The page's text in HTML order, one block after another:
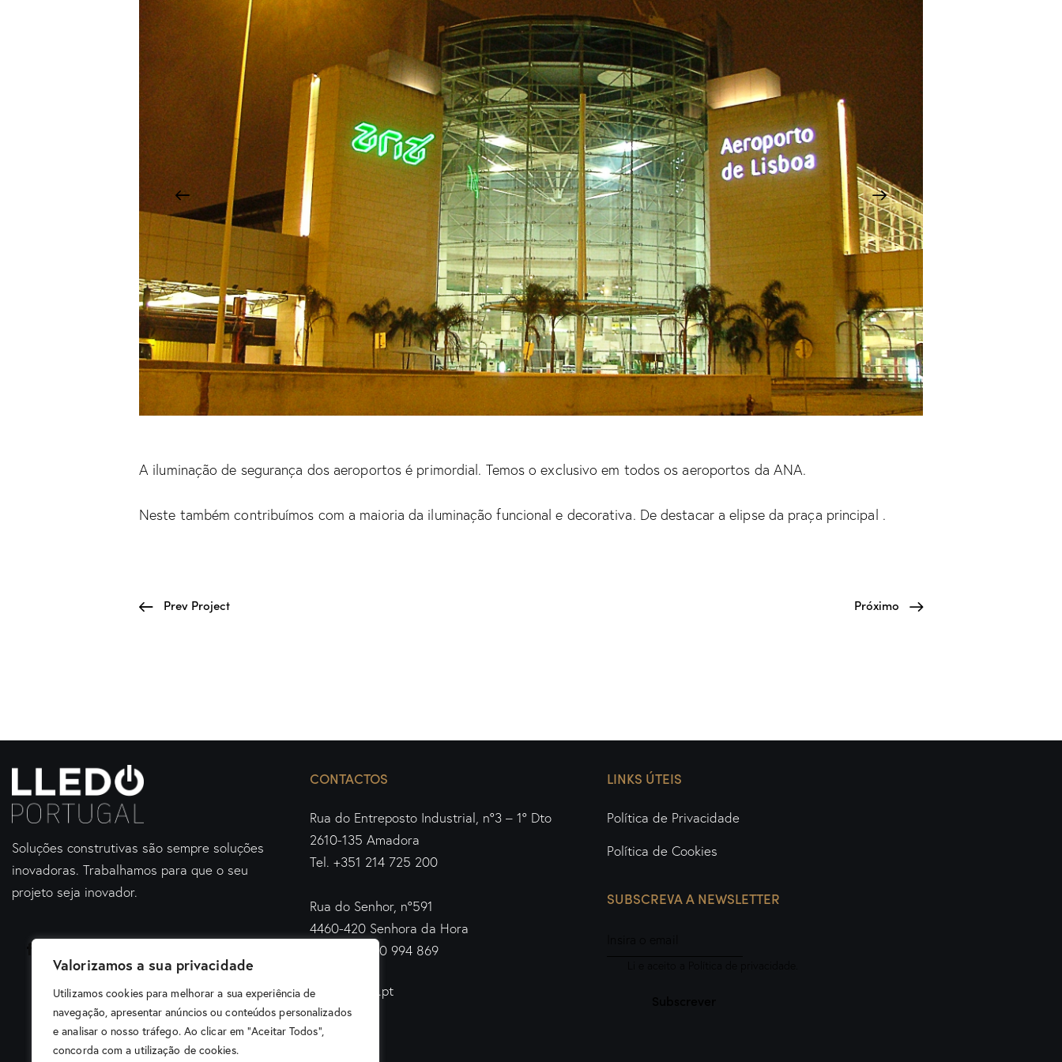
Valorizamos a sua privacidade
Utilizamos cookies para melhorar a sua experiência de
navegação, apresentar anúncios ou conteúdos personalizados
e analisar o nosso tráfego. Ao clicar em "Aceitar Todos",
concorda com a utilização de cookies.
A iluminação de segurança dos aeroportos é primordial. Temos o exclusivo em todos os aeroportos da ANA.
Neste também contribuímos com a maioria da iluminação funcional e decorativa. De destacar a elipse da praça principal .
Prev Project Próximo
Soluções construtivas são sempre soluções
inovadoras. Trabalhamos para que o seu
projeto seja inovador.
CONTACTOS
Rua do Entreposto Industrial, nº3 – 1º Dto
2610-135 Amadora
Tel. +351 214 725 200
Rua do Senhor, nº591
4460-420 Senhora da Hora
Tel. +351 220 994 869
geral@lledo.pt
LINKS ÚTEIS
Política de Privacidade
Política de Cookies
SUBSCREVA A NEWSLETTER